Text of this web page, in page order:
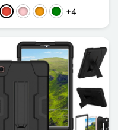
Rot PinkOrange
Grün+4